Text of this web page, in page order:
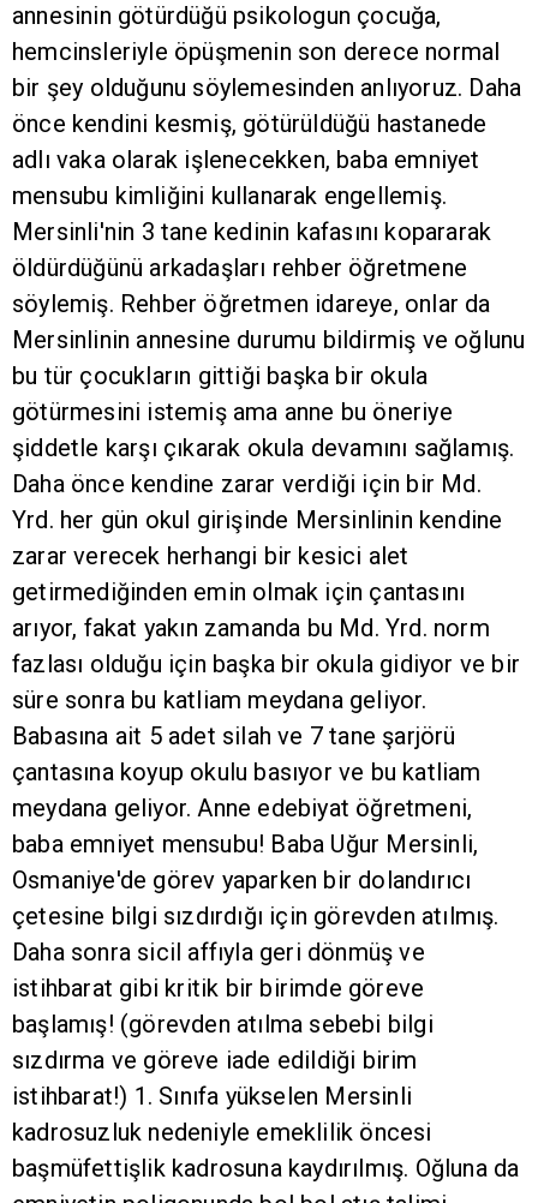
annesinin götürdüğü psikologun çocuğa,
hemcinsleriyle öpüşmenin son derece normal
bir şey olduğunu söylemesinden anlıyoruz. Daha
önce kendini kesmiş, götürüldüğü hastanede
adlı vaka olarak işlenecekken, baba emniyet
mensubu kimliğini kullanarak engellemiş.
Mersinli'nin 3 tane kedinin kafasını kopararak
öldürdüğünü arkadaşları rehber öğretmene
söylemiş. Rehber öğretmen idareye, onlar da
Mersinlinin annesine durumu bildirmiş ve oğlunu
bu tür çocukların gittiği başka bir okula
götürmesini istemiş ama anne bu öneriye
şiddetle karşı çıkarak okula devamını sağlamış.
Daha önce kendine zarar verdiği için bir Md.
Yrd. her gün okul girişinde Mersinlinin kendine
zarar verecek herhangi bir kesici alet
getirmediğinden emin olmak için çantasını
arıyor, fakat yakın zamanda bu Md. Yrd. norm
fazlası olduğu için başka bir okula gidiyor ve bir
süre sonra bu katliam meydana geliyor.
Babasına ait 5 adet silah ve 7 tane şarjörü
çantasına koyup okulu basıyor ve bu katliam
meydana geliyor. Anne edebiyat öğretmeni,
baba emniyet mensubu! Baba Uğur Mersinli,
Osmaniye'de görev yaparken bir dolandırıcı
çetesine bilgi sızdırdığı için görevden atılmış.
Daha sonra sicil affıyla geri dönmüş ve
istihbarat gibi kritik bir birimde göreve
başlamış! (görevden atılma sebebi bilgi
sızdırma ve göreve iade edildiği birim
istihbarat!) 1. Sınıfa yükselen Mersinli
kadrosuzluk nedeniyle emeklilik öncesi
başmüfettişlik kadrosuna kaydırılmış. Oğluna da